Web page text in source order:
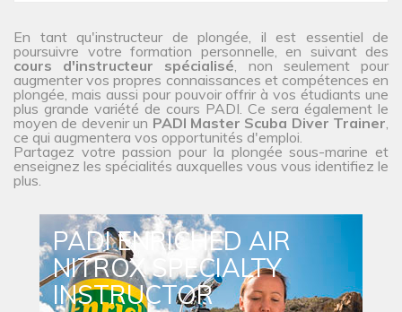
En tant qu'instructeur de plongée, il est essentiel de
poursuivre votre formation personnelle, en suivant des
cours d'instructeur spécialisé, non seulement pour
augmenter vos propres connaissances et compétences en
plongée, mais aussi pour pouvoir offrir à vos étudiants une
plus grande variété de cours PADI. Ce sera également le
moyen de devenir un PADI Master Scuba Diver Trainer,
ce qui augmentera vos opportunités d'emploi.
Partagez votre passion pour la plongée sous-marine et
enseignez les spécialités auxquelles vous vous identifiez le
plus.
PADI ENRICHED AIR
NITROX SPECIALTY
INSTRUCTOR